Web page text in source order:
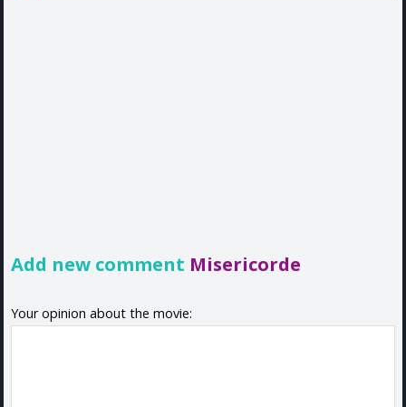
Add new comment Misericorde
Your opinion about the movie: